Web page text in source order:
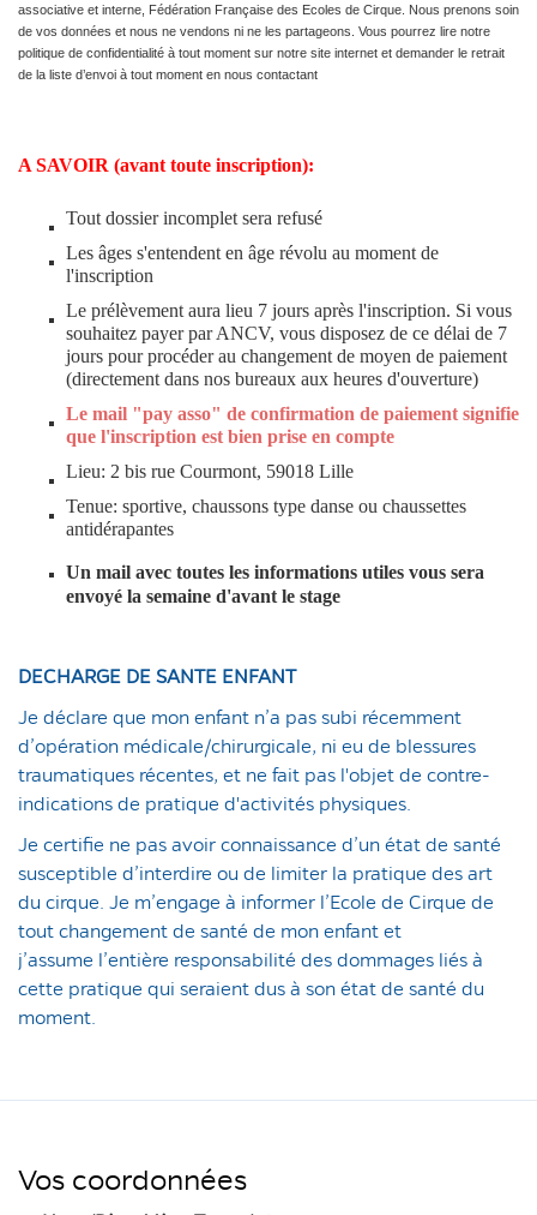
associative et interne, Fédération Française des Ecoles de Cirque. Nous prenons soin
de vos données et nous ne vendons ni ne les partageons. Vous pourrez lire notre
politique de confidentialité à tout moment sur notre site internet et demander le retrait
de la liste d’envoi à tout moment en nous contactant
A SAVOIR (avant toute inscription):
Tout dossier incomplet sera refusé
Les âges s'entendent en âge révolu au moment de
l'inscription
Le prélèvement aura lieu 7 jours après l'inscription. Si vous
souhaitez payer par ANCV, vous disposez de ce délai de 7
jours pour procéder au changement de moyen de paiement
(directement dans nos bureaux aux heures d'ouverture)
Le mail "pay asso" de confirmation de paiement signifie
que l'inscription est bien prise en compte
Lieu: 2 bis rue Courmont, 59018 Lille
Tenue: sportive, chaussons type danse ou chaussettes
antidérapantes
Un mail avec toutes les informations utiles vous sera
envoyé la semaine d'avant le stage
DECHARGE DE SANTE ENFANT
Je déclare que mon enfant n’a pas subi récemment
d’opération médicale/chirurgicale, ni eu de blessures
traumatiques récentes, et ne fait pas l'objet de contre-
indications de pratique d'activités physiques.
Je certifie ne pas avoir connaissance d’un état de santé
susceptible d’interdire ou de limiter la pratique des art
du cirque. Je m’engage à informer l’Ecole de Cirque de
tout changement de santé de mon enfant et
j’assume l’entière responsabilité des dommages liés à
cette pratique qui seraient dus à son état de santé du
moment.
Vos coordonnées